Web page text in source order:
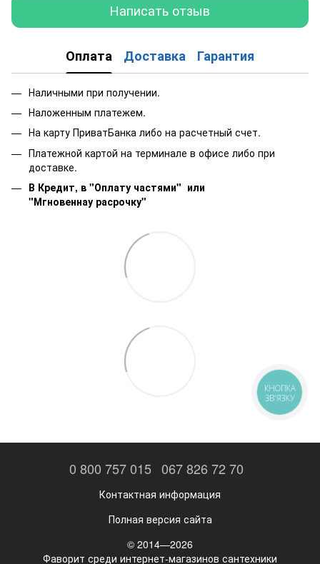
Написать отзыв
Оплата Доставка Гарантия
Наличными при получении.
Наложенным платежем.
На карту ПриватБанка либо на расчетный счет.
Платежной картой на терминале в офисе либо при
доставке.
В Кредит, в "Оплату частями" или
"Мгновеннау расрочку"
0 800 757 015 067 826 72 70
Контактная информация
Полная версия сайта
© 2014—2026
Фаворит среди интернет-магазинов сантехники
КНОПКА
ЗВ'ЯЗКУ